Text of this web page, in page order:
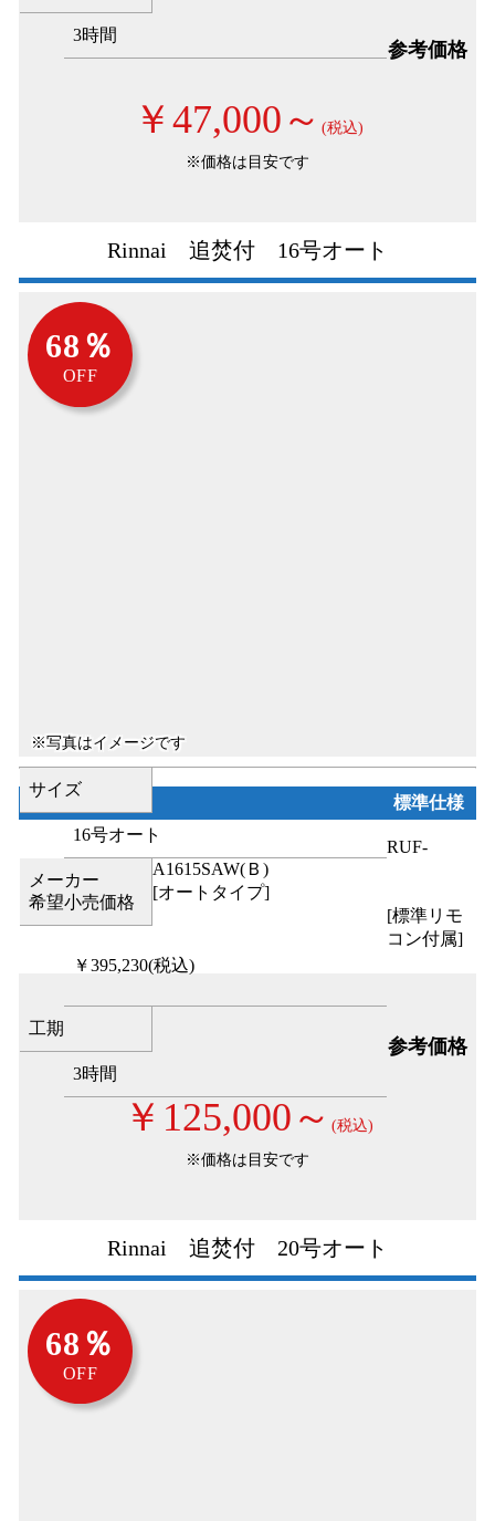
3時間
参考価格
￥47,000～ (税込)
※価格は目安です
Rinnai 追焚付 16号オート
68％
OFF
サイズ
16号オート
メーカー
希望小売価格
￥395,230(税込)
工期
3時間
標準仕様
RUF-
A1615SAW(Ｂ)
[オートタイプ]
[標準リモ
コン付属]
参考価格
￥125,000～ (税込)
※価格は目安です
Rinnai 追焚付 20号オート
68％
OFF